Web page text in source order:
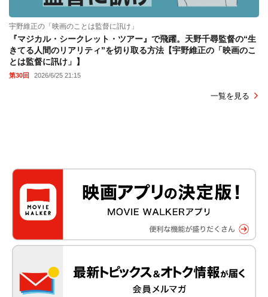
宇野維正の「映画のことは監督に訊け」
『マジカル・シークレット・ツアー』で飛躍。天野千尋監督の“生
きてる人間のリアリティ”を切り取る方法【宇野維正の「映画のこ
とは監督に訊け」】
第30回 2026/6/25 21:15
一覧を見る